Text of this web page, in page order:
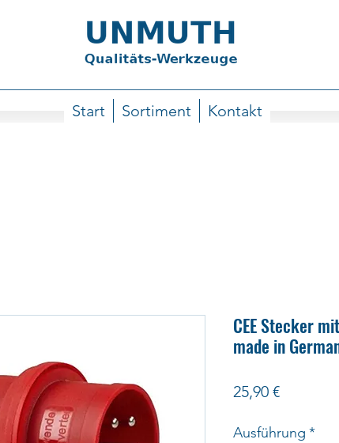
Start Sortiment Kontakt
CEE Stecker
made in
25,90 €Preis
Ausführung *